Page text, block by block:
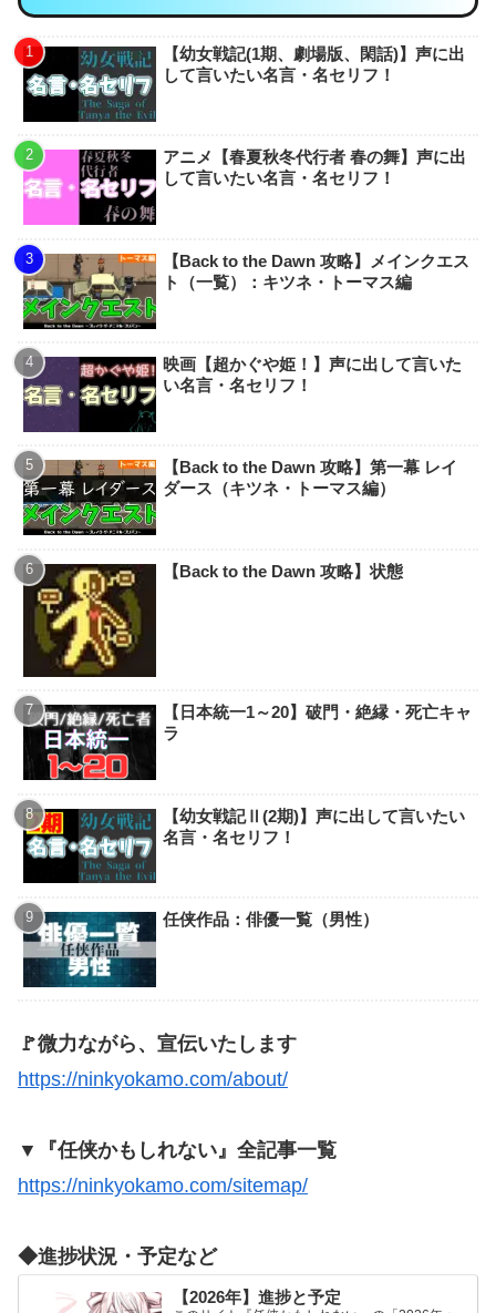
【幼女戦記(1期、劇場版、閑話)】声に出
して言いたい名言・名セリフ！
アニメ【春夏秋冬代行者 春の舞】声に出
して言いたい名言・名セリフ！
【Back to the Dawn 攻略】メインクエス
ト（一覧）：キツネ・トーマス編
映画【超かぐや姫！】声に出して言いた
い名言・名セリフ！
【Back to the Dawn 攻略】第一幕 レイ
ダース（キツネ・トーマス編）
【Back to the Dawn 攻略】状態
【日本統一1～20】破門・絶縁・死亡キャ
ラ
【幼女戦記Ⅱ(2期)】声に出して言いたい
名言・名セリフ！
任侠作品：俳優一覧（男性）
🚩微力ながら、宣伝いたします
https://ninkyokamo.com/about/
▼『任侠かもしれない』全記事一覧
https://ninkyokamo.com/sitemap/
◆進捗状況・予定など
【2026年】進捗と予定